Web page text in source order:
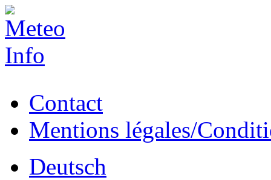
Contact
Mentions légales/
Deutsch